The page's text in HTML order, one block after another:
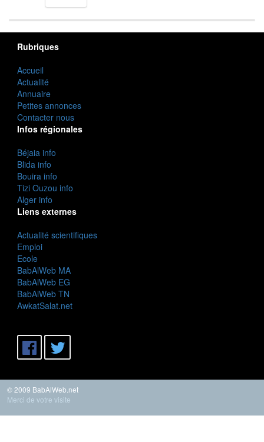
Rubriques
Accueil
Actualité
Annuaire
Petites annonces
Contacter nous
Infos régionales
Béjaia info
Blida info
Bouira info
Tizi Ouzou info
Alger info
Liens externes
Actualité scientifiques
Emploi
Ecole
BabAlWeb MA
BabAlWeb EG
BabAlWeb TN
AwkatSalat.net
© 2009 BabAlWeb.net
Merci de votre visite